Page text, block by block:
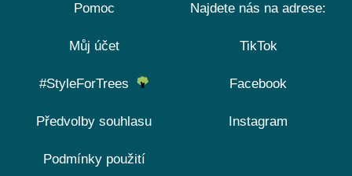
Pomoc
Můj účet
#StyleForTrees
Předvolby souhlasu
Podmínky použití
Najdete nás na adrese:
TikTok
Facebook
Instagram